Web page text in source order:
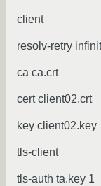
client
resolv-retry
ca ca.crt
cert client02.crt
key client02.key
tls-client
tls-auth ta.key 1